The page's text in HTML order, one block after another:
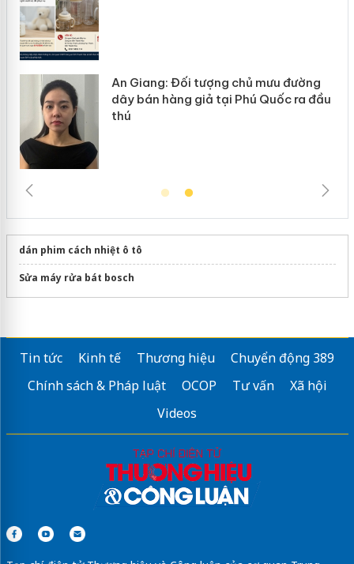
An Giang: Đối tượng chủ mưu đường
dây bán hàng giả tại Phú Quốc ra đầu
thú
dán phim cách nhiệt ô tô
Sửa máy rửa bát bosch
Tin tức Kinh tế Thương hiệu
Chuyển động 389
Chính sách & Pháp luật
OCOP Tư vấn
Xã hội
Videos